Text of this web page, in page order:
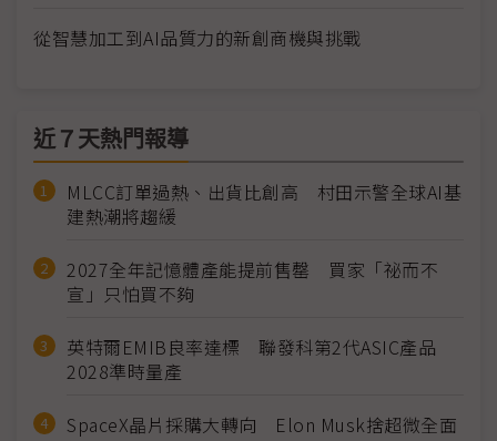
從智慧加工到AI品質力的新創商機與挑戰
近７天熱門報導
MLCC訂單過熱、出貨比創高 村田示警全球AI基
建熱潮將趨緩
2027全年記憶體產能提前售罄 買家「祕而不
宣」只怕買不夠
英特爾EMIB良率達標 聯發科第2代ASIC產品
2028準時量產
SpaceX晶片採購大轉向 Elon Musk捨超微全面